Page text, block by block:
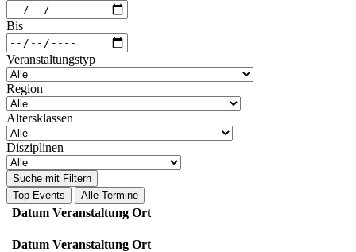
Bis
Veranstaltungstyp
Region
Altersklassen
Disziplinen
Suche mit Filtern
Top-Events
Alle Termine
Datum Veranstaltung Ort
Datum Veranstaltung Ort